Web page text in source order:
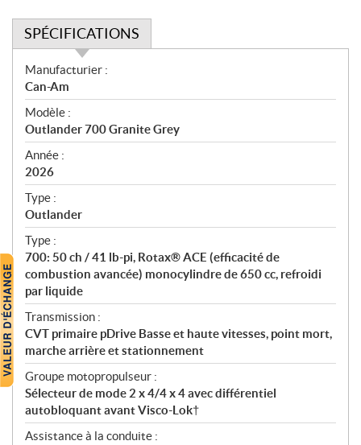
SPÉCIFICATIONS
S
p
é
c
i
f
i
c
a
t
i
o
n
s
Manufacturier :
Can-Am
Modèle :
Outlander 700 Granite Grey
Année :
2026
Type :
Outlander
Type :
700: 50 ch / 41 lb-pi, Rotax® ACE (efficacité de
combustion avancée) monocylindre de 650 cc, refroidi
par liquide
Transmission :
CVT primaire pDrive Basse et haute vitesses, point mort,
marche arrière et stationnement
Groupe motopropulseur :
Sélecteur de mode 2 x 4/4 x 4 avec différentiel
autobloquant avant Visco-Lok†
Assistance à la conduite :